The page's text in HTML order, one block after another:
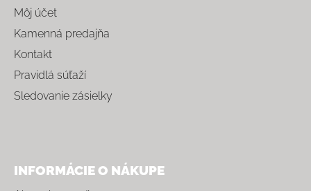
Môj účet
Kamenná predajňa
Kontakt
Pravidlá súťaží
Sledovanie zásielky
INFORMÁCIE O NÁKUPE